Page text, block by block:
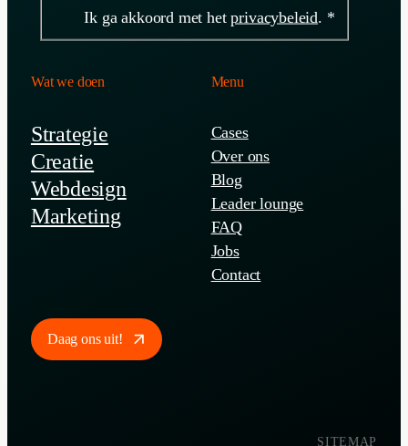
Ik ga akkoord met hetprivacybeleid. *
Wat we doen
Strategie
Creatie
Webdesign
Marketing
Menu
Cases
Over ons
Blog
Leader lounge
FAQ
Jobs
Contact
Daag ons uit!
SITEMAP